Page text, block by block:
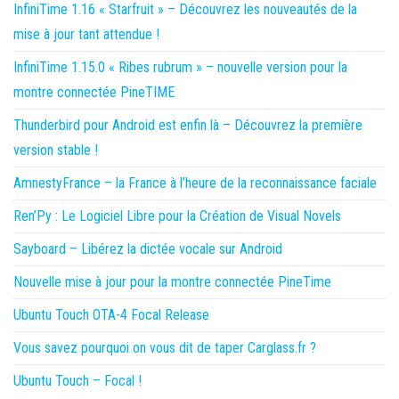
InfiniTime 1.16 « Starfruit » – Découvrez les nouveautés de la
mise à jour tant attendue !
InfiniTime 1.15.0 « Ribes rubrum » – nouvelle version pour la
montre connectée PineTIME
Thunderbird pour Android est enfin là – Découvrez la première
version stable !
AmnestyFrance – la France à l’heure de la reconnaissance faciale
Ren’Py : Le Logiciel Libre pour la Création de Visual Novels
Sayboard – Libérez la dictée vocale sur Android
Nouvelle mise à jour pour la montre connectée PineTime
Ubuntu Touch OTA-4 Focal Release
Vous savez pourquoi on vous dit de taper Carglass.fr ?
Ubuntu Touch – Focal !